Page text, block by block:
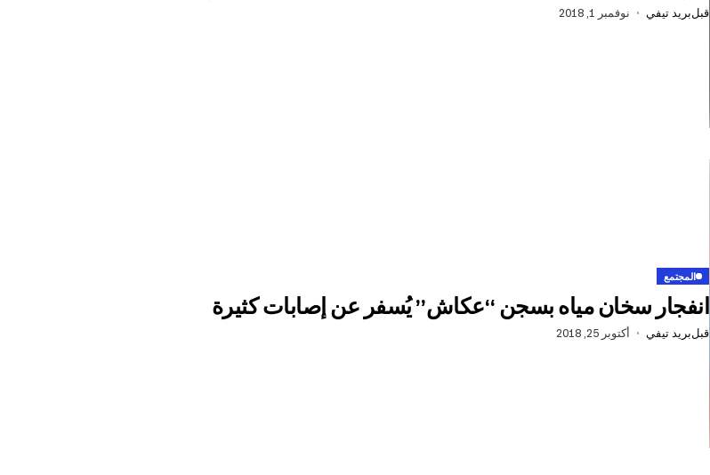
قبلبريد تيفي نوفمبر 1, 2018
المجتمع
انفجار سخان مياه بسجن “عكاش” يُسفر عن إصابات كثيرة
قبلبريد تيفي أكتوبر 25, 2018